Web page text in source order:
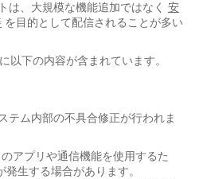
は、大規模な機能追加ではなく 安
を目的として配信されることが多い
以下の内容が含まれています。
テム内部の不具合修正が行われま
アプリや通信機能を使用するた
生する場合があります。